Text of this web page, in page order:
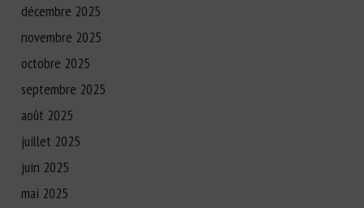
décembre 2025
novembre 2025
octobre 2025
septembre 2025
août 2025
juillet 2025
juin 2025
mai 2025